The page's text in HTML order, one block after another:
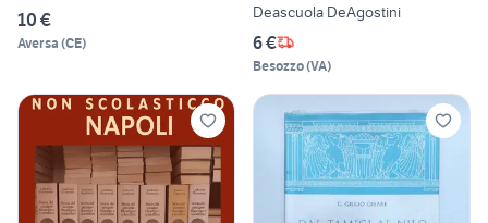
10 €
Aversa (CE)
Deascuola DeAgostini
6 €
Besozzo(VA)